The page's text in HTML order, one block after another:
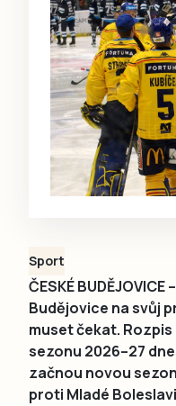
Sport
ČESKÉ
Budějovice na svůj
muset čekat.
sezonu 2026–27
začnou novou
proti Mladé